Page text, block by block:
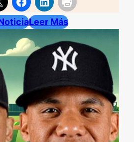
Leer Más